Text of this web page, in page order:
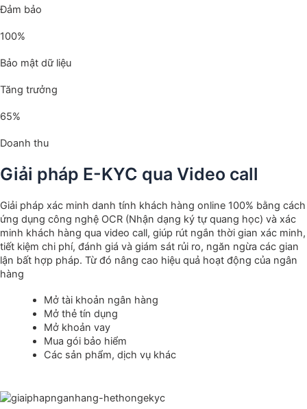
Đảm bảo
100%
Bảo mật dữ liệu
Tăng trưởng
65%
Doanh thu
Giải pháp E-KYC qua Video call
Giải pháp xác minh danh tính khách hàng online 100% bằng cách
ứng dụng công nghệ OCR (Nhận dạng ký tự quang học) và xác
minh khách hàng qua video call, giúp rút ngắn thời gian xác minh,
tiết kiệm chi phí, đánh giá và giám sát rủi ro, ngăn ngừa các gian
lận bất hợp pháp. Từ đó nâng cao hiệu quả hoạt động của ngân
hàng
Mở tài khoản ngân hàng
Mở thẻ tín dụng
Mở khoản vay
Mua gói bảo hiểm
Các sản phẩm, dịch vụ khác